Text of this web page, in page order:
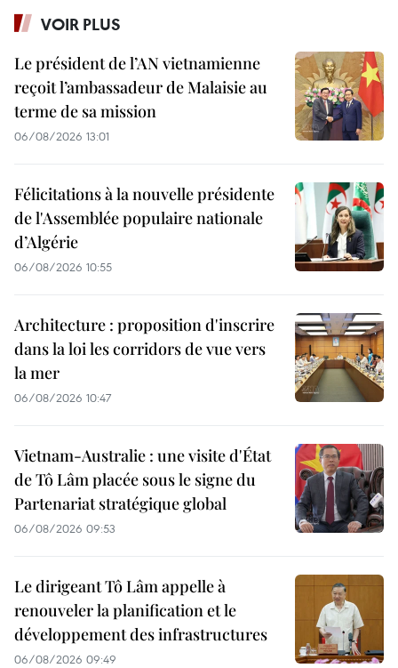
VOIR PLUS
Le président de l’AN vietnamienne
reçoit l’ambassadeur de Malaisie au
terme de sa mission
06/08/2026 13:01
Félicitations à la nouvelle présidente
de l'Assemblée populaire nationale
d’Algérie
06/08/2026 10:55
Architecture : proposition d'inscrire
dans la loi les corridors de vue vers
la mer
06/08/2026 10:47
Vietnam-Australie : une visite d'État
de Tô Lâm placée sous le signe du
Partenariat stratégique global
06/08/2026 09:53
Le dirigeant Tô Lâm appelle à
renouveler la planification et le
développement des infrastructures
06/08/2026 09:49